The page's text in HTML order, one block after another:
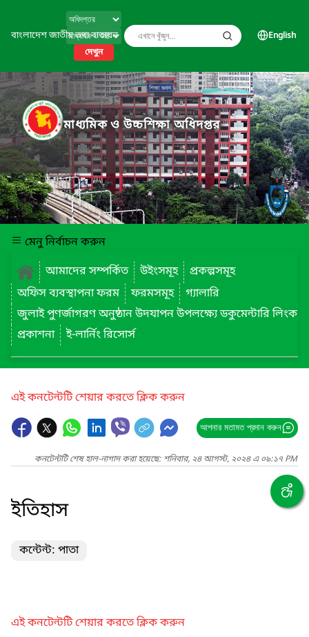
বাংলাদেশ জাতীয় তথ্য বাতায়ন
দেখুন
English
মাধ্যমিক ও উচ্চশিক্ষা অধিদপ্তর
মেনু নির্বাচন করুন
আমাদের সম্পর্কিত
উইংসমূহ
প্রকল্পসমূহ
অফিস ব্যবস্থাপনা ফরম
ফরমসমূহ
গ্যালারি
জুলাই পুণর্জাগরণ অনুষ্ঠান উদযাপন উপলক্ষ্যে ডকুমেন্টারি লিংক
প্রকাশনা
ই-লার্নিং রিসোর্স
এই কনটেন্টটি শেয়ার করতে ক্লিক করুন
আপনার মতামত প্রদান করুন
কনটেন্টটি শেষ হাল-নাগাদ করা হয়েছে: শনিবার, ২৪ আগস্ট, ২০২৪ এ ০৯:১৭ PM
ইতিহাস
কন্টেন্ট: পাতা
এই কনটেন্টটি শেয়ার করতে ক্লিক করুন